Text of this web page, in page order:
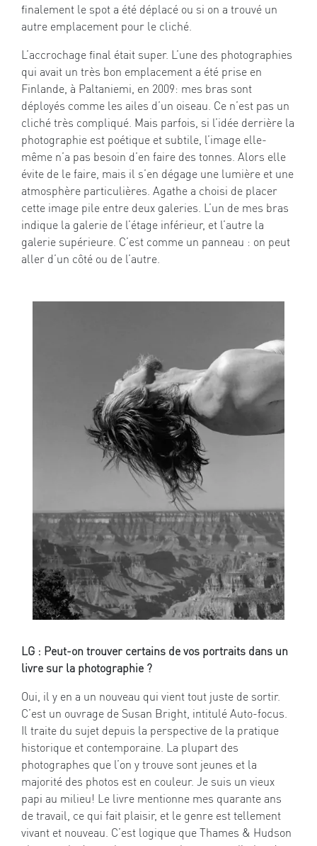
finalement le spot a été déplacé ou si on a trouvé un
autre emplacement pour le cliché.
L’accrochage final était super. L’une des photographies
qui avait un très bon emplacement a été prise en
Finlande, à Paltaniemi, en 2009: mes bras sont
déployés comme les ailes d’un oiseau. Ce n’est pas un
cliché très compliqué. Mais parfois, si l’idée derrière la
photographie est poétique et subtile, l’image elle-
même n’a pas besoin d’en faire des tonnes. Alors elle
évite de le faire, mais il s’en dégage une lumière et une
atmosphère particulières. Agathe a choisi de placer
cette image pile entre deux galeries. L’un de mes bras
indique la galerie de l’étage inférieur, et l’autre la
galerie supérieure. C’est comme un panneau : on peut
aller d’un côté ou de l’autre.
LG : Peut-on trouver certains de vos portraits dans un
livre sur la photographie ?
Oui, il y en a un nouveau qui vient tout juste de sortir.
C’est un ouvrage de Susan Bright, intitulé Auto-focus.
Il traite du sujet depuis la perspective de la pratique
historique et contemporaine. La plupart des
photographes que l’on y trouve sont jeunes et la
majorité des photos est en couleur. Je suis un vieux
papi au milieu! Le livre mentionne mes quarante ans
de travail, ce qui fait plaisir, et le genre est tellement
vivant et nouveau. C’est logique que Thames & Hudson